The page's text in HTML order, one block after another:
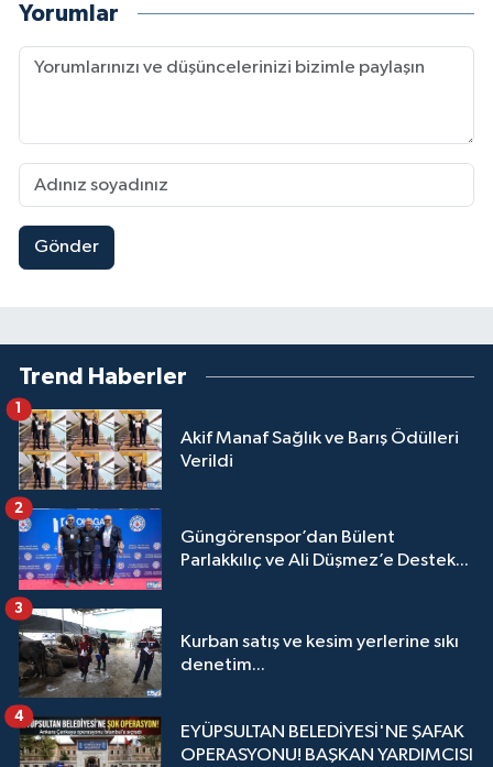
Yorumlar
Gönder
Trend Haberler
Akif Manaf Sağlık ve Barış Ödülleri
Verildi
1
Güngörenspor’dan Bülent
Parlakkılıç ve Ali Düşmez’e Destek...
2
Kurban satış ve kesim yerlerine sıkı
denetim...
3
EYÜPSULTAN BELEDİYESİ'NE ŞAFAK
OPERASYONU! BAŞKAN YARDIMCISI
4